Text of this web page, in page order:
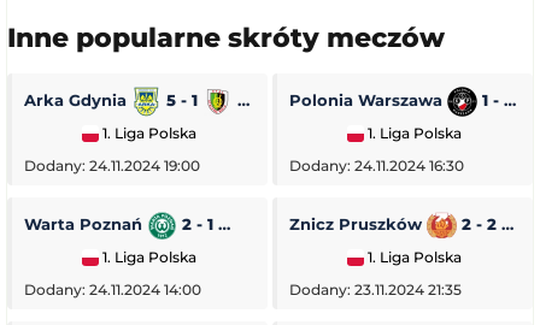
Inne popularne skróty meczów
Arka Gdynia 5 - 1
1. Liga Polska
Dodany: 24.11.2024 19:00
Polonia Warszawa 1 - 0
1. Liga Polska
Dodany: 24.11.2024 16:30
Warta Poznań 2 - 1 Pogoń Siedlce
1. Liga Polska
Dodany: 24.11.2024 14:00
Znicz Pruszków 2 - 2
1. Liga Polska
Dodany: 23.11.2024 21:35